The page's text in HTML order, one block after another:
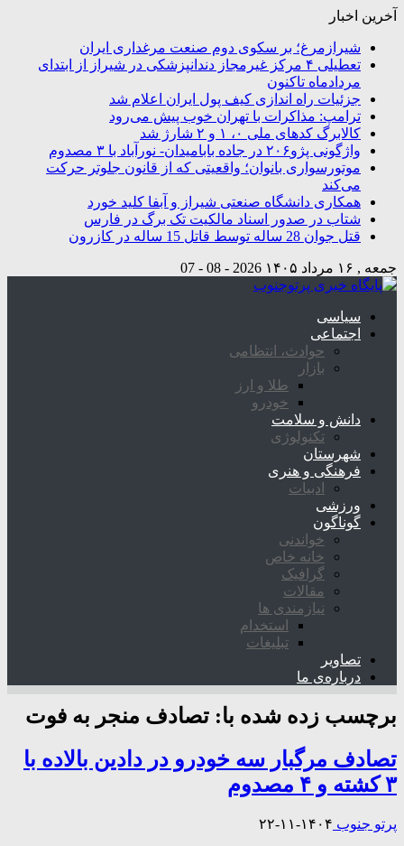
آخرین اخبار
شیرازمرغ؛ بر سکوی دوم صنعت مرغداری ایران
تعطیلی ۴ مرکز غیرمجاز دندانپزشکی در شیراز از ابتدای
مردادماه تاکنون
جزئیات راه اندازی کیف پول ایران اعلام شد
ترامپ: مذاکرات با تهران خوب پیش می‌رود
کالابرگ کدهای ملی ۰، ۱ و ۲ شارژ شد
واژگونی پژو۲۰۶ در جاده بابامیدان- نورآباد با ۳ مصدوم
موتورسواری بانوان؛ واقعیتی که از قانون جلوتر حرکت
می‌کند
همکاری دانشگاه صنعتی شیراز و آبفا کلید خورد
شتاب در صدور اسناد مالکیت تک برگ در فارس
قتل جوان 28 ساله توسط قاتل 15 ساله در کازرون
جمعه , ۱۶ مرداد ۱۴۰۵ 2026 - 08 - 07
سیاسی
اجتماعی
حوادث، انتظامی
بازار
طلا و ارز
خودرو
دانش و سلامت
تکنولوژی
شهرستان
فرهنگی و هنری
ادبیات
ورزشی
گوناگون
خواندنی
خانه خاص
گرافیک
مقالات
نیازمندی ها
استخدام
تبلیغات
تصاویر
درباره‌ی ما
برچسب زده شده با: تصادف منجر به فوت
تصادف مرگبار سه خودرو در دادین بالاده با
۳ کشته و ۴ مصدوم
پرتو جنوب ۱۴۰۴-۱۱-۲۲